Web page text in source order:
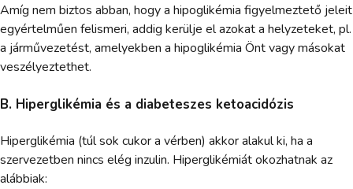
Amíg nem biztos abban, hogy a hipoglikémia figyelmeztető jeleit
egyértelműen felismeri, addig kerülje el azokat a helyzeteket, pl.
a járművezetést, amelyekben a hipoglikémia Önt vagy másokat
veszélyeztethet.
B. Hiperglikémia és a diabeteszes ketoacidózis
Hiperglikémia (túl sok cukor a vérben) akkor alakul ki, ha a
szervezetben nincs elég inzulin. Hiperglikémiát okozhatnak az
alábbiak: